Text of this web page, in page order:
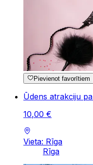
Pievienot favorītiem
Ūdens atrakciju
10,00 €
Vieta: Rīga
Rīga